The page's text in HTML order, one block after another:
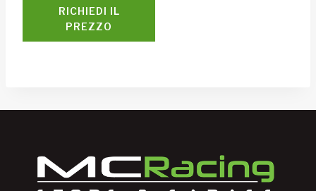
RICHIEDI IL
PREZZO